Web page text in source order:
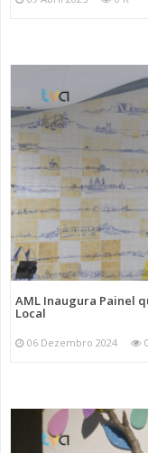
AML Inaugura Painel
Local
06 Dezembro 2024